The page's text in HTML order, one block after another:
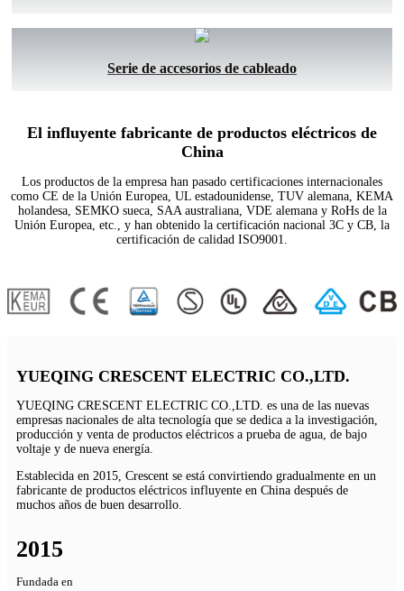
Serie de accesorios de cableado
El influyente fabricante de productos eléctricos de
China
Los productos de la empresa han pasado certificaciones internacionales
como CE de la Unión Europea, UL estadounidense, TUV alemana, KEMA
holandesa, SEMKO sueca, SAA australiana, VDE alemana y RoHs de la
Unión Europea, etc., y han obtenido la certificación nacional 3C y CB, la
certificación de calidad ISO9001.
YUEQING CRESCENT ELECTRIC CO.,LTD.
YUEQING CRESCENT ELECTRIC CO.,LTD. es una de las nuevas
empresas nacionales de alta tecnología que se dedica a la investigación,
producción y venta de productos eléctricos a prueba de agua, de bajo
voltaje y de nueva energía.
Establecida en 2015, Crescent se está convirtiendo gradualmente en un
fabricante de productos eléctricos influyente en China después de
muchos años de buen desarrollo.
2015
Fundada en